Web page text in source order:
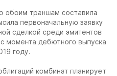
обоим траншам составила
первоначальную заявку
сделкой среди эмитентов
момента дебютного выпуска
году.
комбинат планирует